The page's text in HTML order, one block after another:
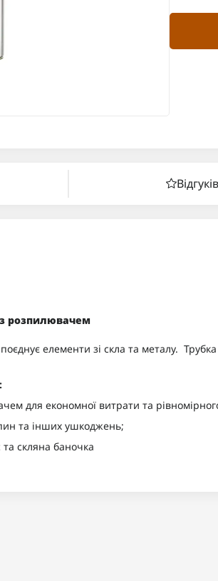
розпилювачем
елементи зі скла та металу.
для економної витрати та
та інших ушкоджень;
скляна баночка